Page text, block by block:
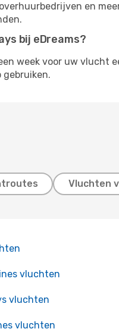
en
bij eDreams?
week voor uw vlucht
gebruiken.
Vluchten
vluchten
vluchten
vluchten